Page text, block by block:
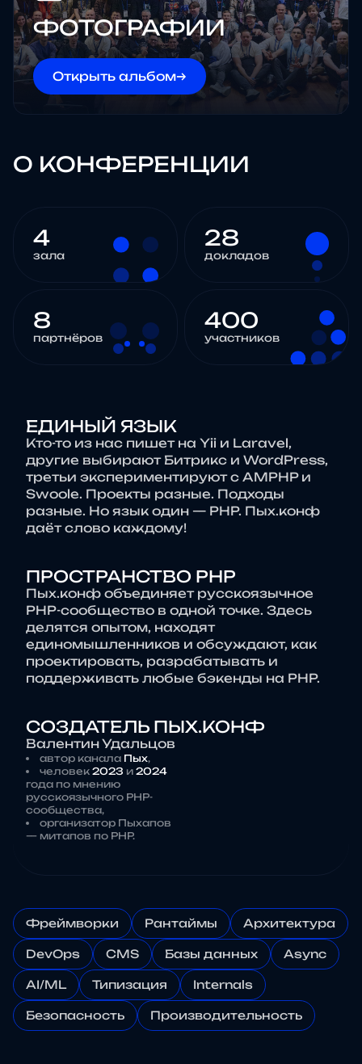
ФОТОГРАФИИ
Открыть альбом→
О КОНФЕРЕНЦИИ
4
зала
28
докладов
8
партнёров
400
участников
ЕДИНЫЙ ЯЗЫК
Кто-то из нас пишет на Yii и Laravel,
другие выбирают Битрикс и WordPress,
третьи экспериментируют с AMPHP и
Swoole. Проекты разные. Подходы
разные. Но язык один — PHP. Пых.конф
даёт слово каждому!
ПРОСТРАНСТВО PHP
Пых.конф объединяет русскоязычное
PHP-сообщество в одной точке. Здесь
делятся опытом, находят
единомышленников и обсуждают, как
проектировать, разрабатывать и
поддерживать любые бэкенды на PHP.
СОЗДАТЕЛЬ ПЫХ.КОНФ
Валентин Удальцов
автор канала Пых,
человек 2023 и 2024
года по мнению
русскоязычного PHP-
сообщества,
организатор Пыхапов
— митапов по PHP.
Фреймворки Рантаймы Архитектура
DevOps CMS Базы данных Async
AI/ML Типизация Internals
Безопасность Производительность